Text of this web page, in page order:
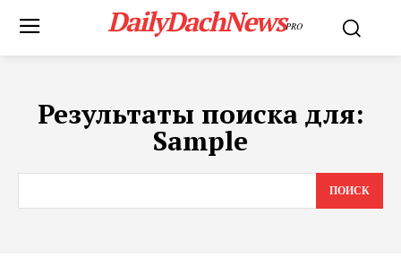
DailyDachNewsPRO
Результаты поиска для:
Sample
ПОИСК